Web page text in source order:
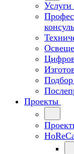
Услуги
Подбор
Проекты